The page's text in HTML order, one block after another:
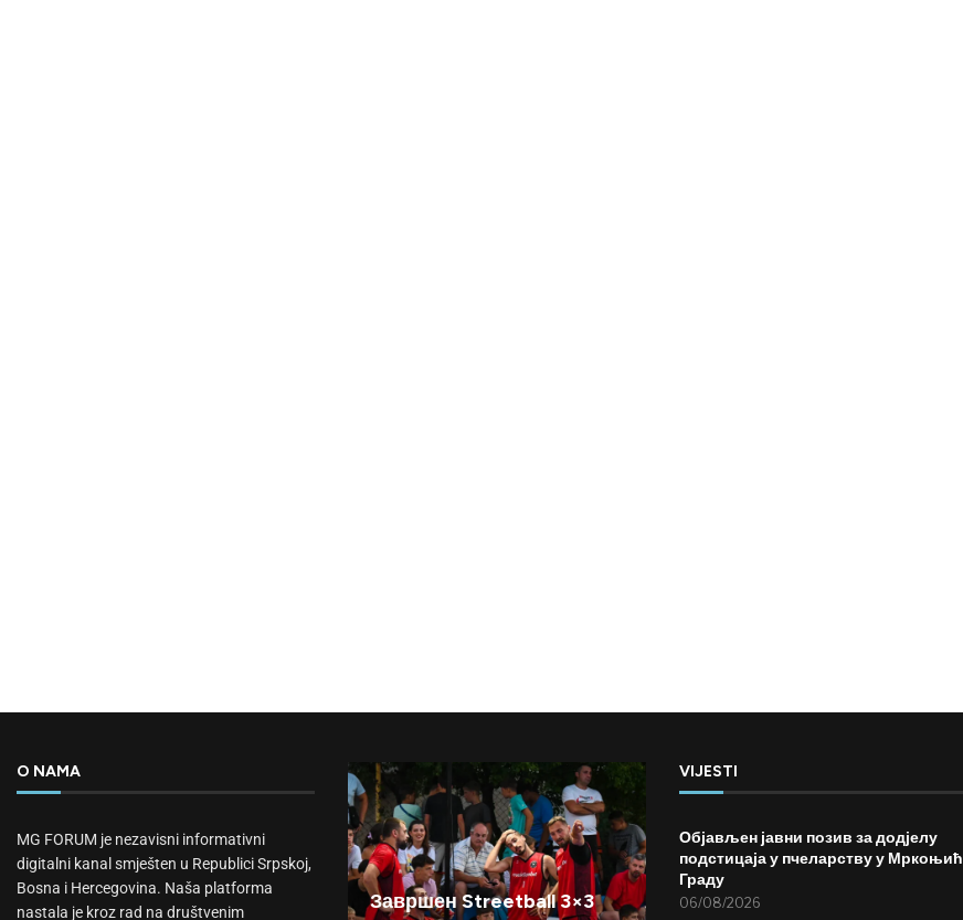
O NAMA
MG FORUM je nezavisni informativni
digitalni kanal smješten u Republici Srpskoj,
Bosna i Hercegovina. Naša platforma
nastala je kroz rad na društvenim
Завршен Streetball 3×3
VIJESTI
Објављен јавни позив за додјелу
подстицаја у пчеларству у Мркоњић
Граду
06/08/2026